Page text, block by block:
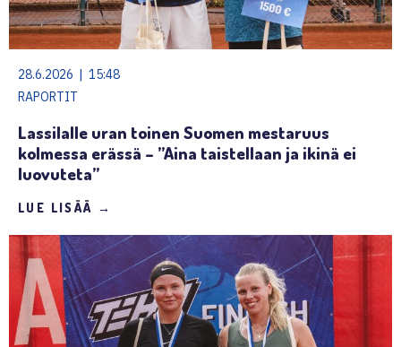
28.6.2026 | 15:48
RAPORTIT
Lassilalle uran toinen Suomen mestaruus
kolmessa erässä – ”Aina taistellaan ja ikinä ei
luovuteta”
LUE LISÄÄ →